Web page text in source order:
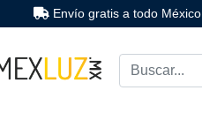
Envío gratis a todo México